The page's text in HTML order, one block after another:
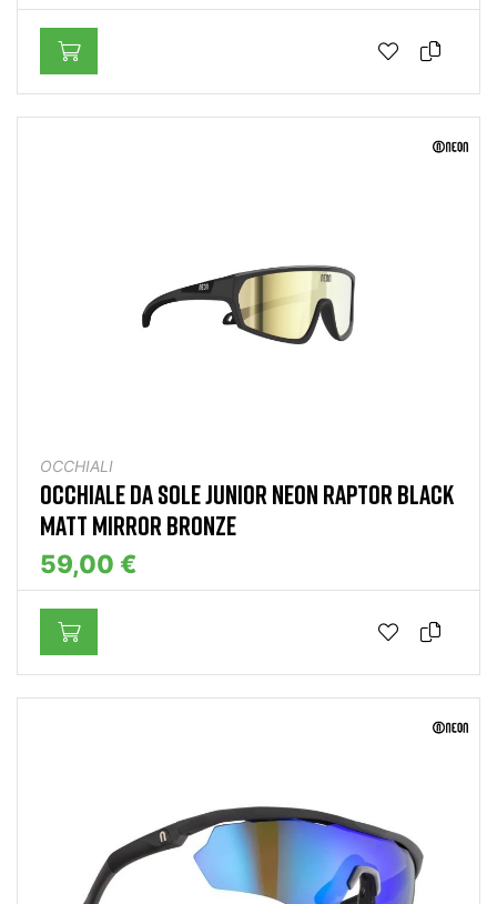
OCCHIALI
OCCHIALE DA SOLE JUNIOR NEON RAPTOR BLACK
MATT MIRROR BRONZE
59,00 €